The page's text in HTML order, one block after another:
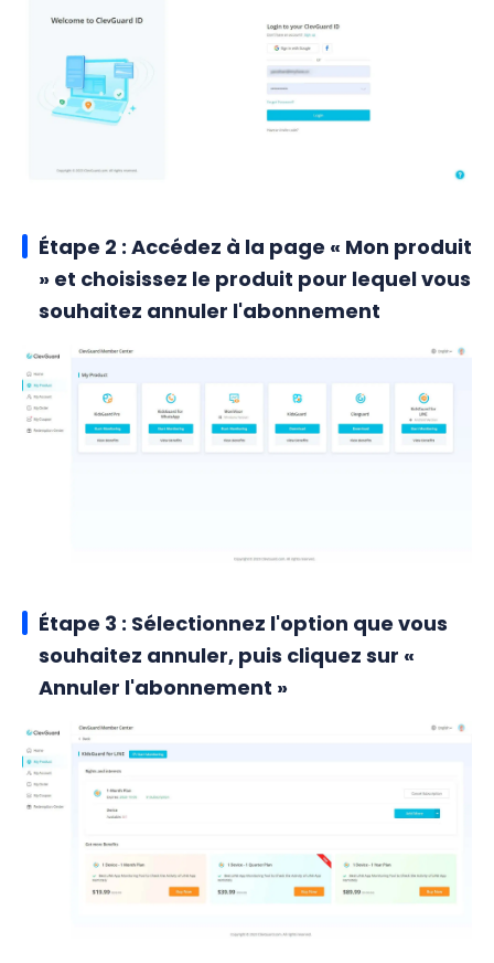
Étape 2 : Accédez à la page « Mon produit
» et choisissez le produit pour lequel vous
souhaitez annuler l'abonnement
Étape 3 : Sélectionnez l'option que vous
souhaitez annuler, puis cliquez sur «
Annuler l'abonnement »